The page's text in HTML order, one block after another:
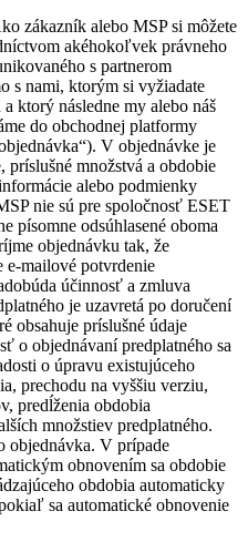
zákazník alebo MSP si môžete
akéhokoľvek právneho
s partnerom
s nami, ktorým si vyžiadate
ktorý následne my alebo náš
do obchodnej platformy
“). V objednávke je
príslušné množstvá a obdobie
alebo podmienky
nie sú pre spoločnosť ESET
písomne odsúhlasené oboma
objednávku tak, že
e-mailové potvrdenie
účinnosť a zmluva
je uzavretá po doručení
obsahuje príslušné údaje
o objednávaní predplatného sa
o úpravu existujúceho
prechodu na vyššiu verziu,
predĺženia obdobia
množstiev predplatného.
objednávka. V prípade
obnovením sa obdobie
obdobia automaticky
sa automatické obnovenie